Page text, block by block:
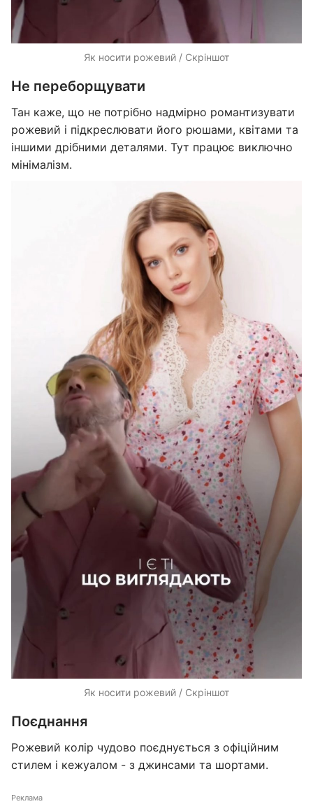
Як носити рожевий / Скріншот
Не переборщувати
Тан каже, що не потрібно надмірно романтизувати
рожевий і підкреслювати його рюшами, квітами та
іншими дрібними деталями. Тут працює виключно
мінімалізм.
Як носити рожевий / Скріншот
Поєднання
Рожевий колір чудово поєднується з офіційним
стилем і кежуалом - з джинсами та шортами.
Реклама